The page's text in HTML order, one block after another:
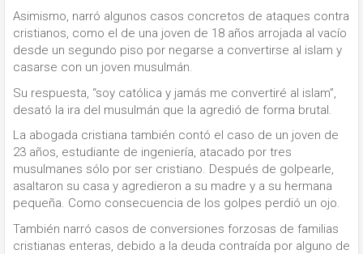
Asimismo, narró algunos casos concretos de ataques contra
cristianos, como el de una joven de 18 años arrojada al vacío
desde un segundo piso por negarse a convertirse al islam y
casarse con un joven musulmán.
Su respuesta, “soy católica y jamás me convertiré al islam”,
desató la ira del musulmán que la agredió de forma brutal.
La abogada cristiana también contó el caso de un joven de
23 años, estudiante de ingeniería, atacado por tres
musulmanes sólo por ser cristiano. Después de golpearle,
asaltaron su casa y agredieron a su madre y a su hermana
pequeña. Como consecuencia de los golpes perdió un ojo.
También narró casos de conversiones forzosas de familias
cristianas enteras, debido a la deuda contraída por alguno de